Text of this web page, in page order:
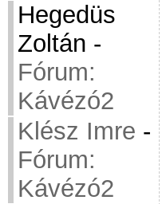
Hegedüs
Zoltán -
Fórum:
Kávézó2
Klész Imre -
Fórum:
Kávézó2